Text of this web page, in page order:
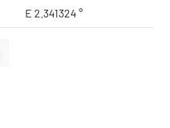
E 2.341324 °